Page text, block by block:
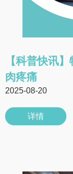
【科普快讯
肉疼痛
2025-08-20
详情